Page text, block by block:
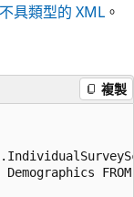
具類型的 XML 。
複製
1 Demographics